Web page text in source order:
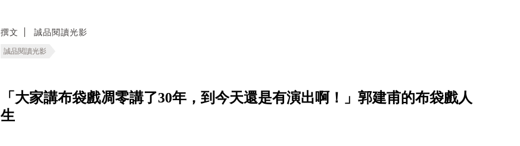
撰文 誠品閱讀光影
誠品閱讀光影
「大家講布袋戲凋零講了30年，到今天還是有演出啊！」郭建甫的布袋戲人
生